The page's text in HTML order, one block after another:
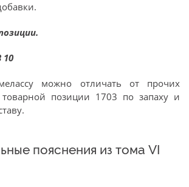
10
можно отличать от прочих
позиции 1703 по запаху и
пояснения из тома VI